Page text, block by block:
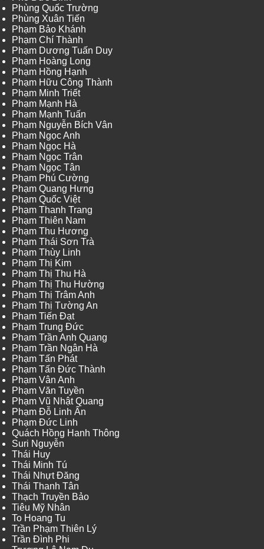
Phùng Quốc Trường
Phùng Xuân Tiến
Phạm Bảo Khánh
Phạm Chí Thành
Phạm Dương Tuấn Duy
Phạm Hoàng Long
Phạm Hồng Hạnh
Phạm Hữu Công Thành
Phạm Minh Triết
Phạm Mạnh Hà
Phạm Mạnh Tuấn
Phạm Nguyễn Bích Vân
Phạm Ngọc Anh
Phạm Ngọc Hà
Phạm Ngọc Trân
Phạm Ngọc Tân
Phạm Phú Cường
Phạm Quang Hưng
Phạm Quốc Việt
Phạm Thanh Trang
Phạm Thiên Nam
Phạm Thu Hương
Phạm Thái Sơn Trà
Phạm Thùy Linh
Phạm Thị Kim
Phạm Thị Thu Hà
Phạm Thị Thu Hường
Phạm Thị Trâm Anh
Phạm Thị Tường An
Phạm Tiến Đạt
Phạm Trung Đức
Phạm Trần Anh Quang
Phạm Trần Ngân Hà
Phạm Tấn Phát
Phạm Tấn Đức Thành
Phạm Vân Anh
Phạm Văn Tuyền
Phạm Vũ Nhật Quang
Phạm Đỗ Linh Ấn
Phạm Đức Linh
Quách Hồng Hanh Thông
Suri Nguyễn
Thái Huy
Thái Minh Tú
Thái Nhựt Đăng
Thái Thanh Tân
Thạch Truyền Bảo
Tiêu Mỹ Nhân
To Hoang Tu
Trần Phạm Thiên Lý
Trần Đình Phi